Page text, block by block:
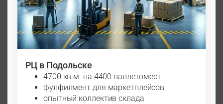
РЦ в Подольске
4700 кв.м. на 4400 паллетомест
фулфилмент для маркетплейсов
опытный коллектив склада